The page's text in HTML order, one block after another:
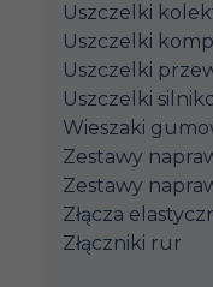
Uszczelki
Uszczelki
Uszczelki
Uszczelki
Wieszaki
Zestawy
Zestawy
Złącza
Złączniki rur